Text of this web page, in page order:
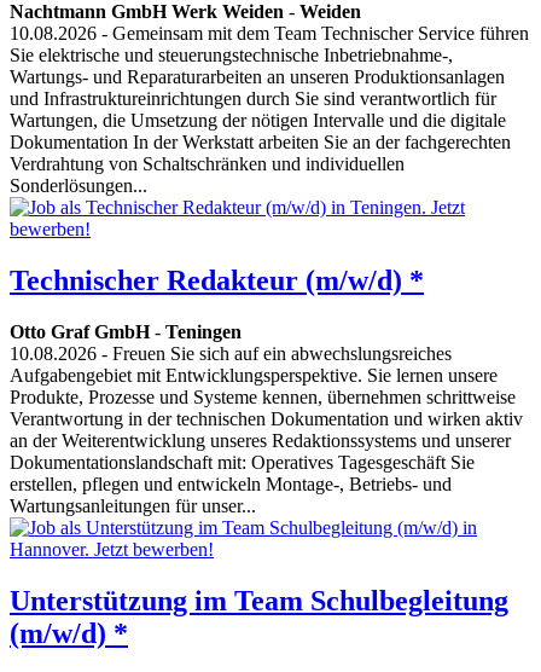
Nachtmann GmbH Werk Weiden - Weiden
10.08.2026 - Gemeinsam mit dem Team Technischer Service führen
Sie elektrische und steuerungstechnische Inbetriebnahme-,
Wartungs- und Reparaturarbeiten an unseren Produktionsanlagen
und Infrastruktureinrichtungen durch Sie sind verantwortlich für
Wartungen, die Umsetzung der nötigen Intervalle und die digitale
Dokumentation In der Werkstatt arbeiten Sie an der fachgerechten
Verdrahtung von Schaltschränken und individuellen
Sonderlösungen...
Technischer Redakteur (m/w/d) *
Otto Graf GmbH- Teningen
10.08.2026 - Freuen Sie sich auf ein abwechslungsreiches
Aufgabengebiet mit Entwicklungsperspektive. Sie lernen unsere
Produkte, Prozesse und Systeme kennen, übernehmen schrittweise
Verantwortung in der technischen Dokumentation und wirken aktiv
an der Weiterentwicklung unseres Redaktionssystems und unserer
Dokumentationslandschaft mit: Operatives Tagesgeschäft Sie
erstellen, pflegen und entwickeln Montage-, Betriebs- und
Wartungsanleitungen für unser...
Unterstützung im Team Schulbegleitung
(m/w/d) *